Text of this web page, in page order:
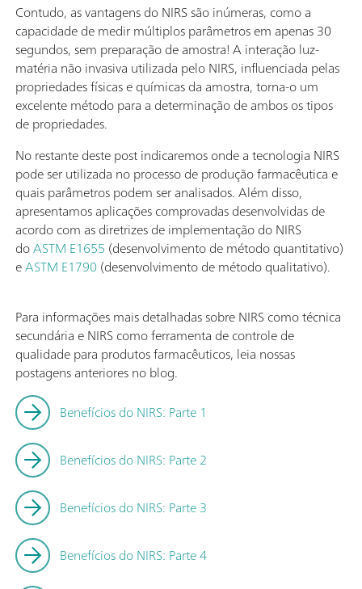
Contudo, as vantagens do NIRS são inúmeras, como a
capacidade de medir múltiplos parâmetros em apenas 30
segundos, sem preparação de amostra! A interação luz-
matéria não invasiva utilizada pelo NIRS, influenciada pelas
propriedades físicas e químicas da amostra, torna-o um
excelente método para a determinação de ambos os tipos
de propriedades.
No restante deste post indicaremos onde a tecnologia NIRS
pode ser utilizada no processo de produção farmacêutica e
quais parâmetros podem ser analisados. Além disso,
apresentamos aplicações comprovadas desenvolvidas de
acordo com as diretrizes de implementação do NIRS
doASTM E1655 (desenvolvimento de método quantitativo)
eASTM E1790(desenvolvimento de método qualitativo).
Para informações mais detalhadas sobre NIRS como técnica
secundária e NIRS como ferramenta de controle de
qualidade para produtos farmacêuticos, leia nossas
postagens anteriores no blog.
Benefícios do NIRS: Parte 1
Benefícios do NIRS: Parte 2
Benefícios do NIRS: Parte 3
Benefícios do NIRS: Parte 4